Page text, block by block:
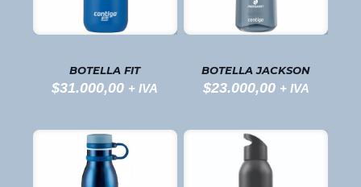
BOTELLA FIT
$31.000,00 + IVA
BOTELLA JACKSON
$23.000,00 + IVA